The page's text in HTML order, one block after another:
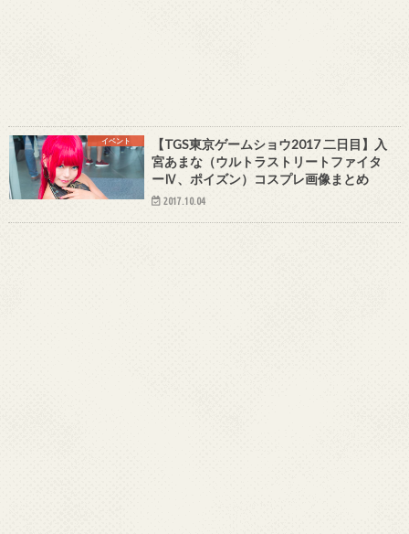
イベント
【TGS東京ゲームショウ2017 二日目】入
宮あまな（ウルトラストリートファイタ
ーⅣ、ポイズン）コスプレ画像まとめ
2017.10.04